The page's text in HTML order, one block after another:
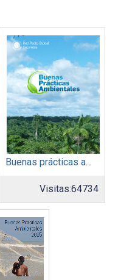
Buenas prácticas ambientales 2014
Visitas:64734